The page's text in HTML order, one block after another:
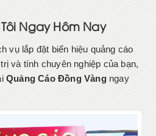
Ngay Hôm Nay
vụ lắp đặt biển hiệu quảng cáo
và tính chuyên nghiệp của bạn,
Quảng Cáo Đồng Vàngngay